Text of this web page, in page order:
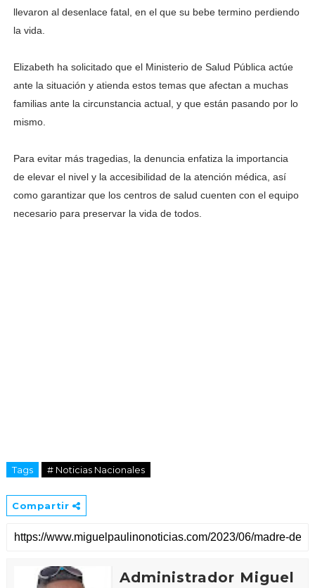
llevaron al desenlace fatal, en el que su bebe termino perdiendo
la vida.
Elizabeth ha solicitado que el Ministerio de Salud Pública actúe
ante la situación y atienda estos temas que afectan a muchas
familias ante la circunstancia actual, y que están pasando por lo
mismo.
Para evitar más tragedias, la denuncia enfatiza la importancia
de elevar el nivel y la accesibilidad de la atención médica, así
como garantizar que los centros de salud cuenten con el equipo
necesario para preservar la vida de todos.
Tags # Noticias Nacionales
Compartir
Administrador Miguel